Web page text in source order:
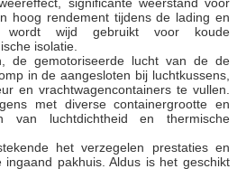
hoog rendement tijdens de lading en
wordt wijd gebruikt voor koude
isolatie.
de gemotoriseerde lucht van de de
in de aangesloten bij luchtkussens,
en vrachtwagencontainers te vullen.
met diverse containergrootte en
van luchtdichtheid en thermische
het verzegelen prestaties en
ingaand pakhuis. Aldus is het geschikt